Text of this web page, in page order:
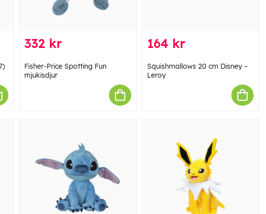
332 kr
Fisher-Price Spotting Fun
mjukisdjur
164 kr
Squishmallows 20 cm Disney –
Leroy